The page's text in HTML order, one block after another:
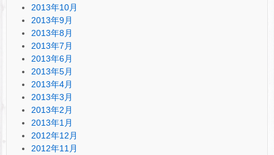
2013年10月
2013年9月
2013年8月
2013年7月
2013年6月
2013年5月
2013年4月
2013年3月
2013年2月
2013年1月
2012年12月
2012年11月